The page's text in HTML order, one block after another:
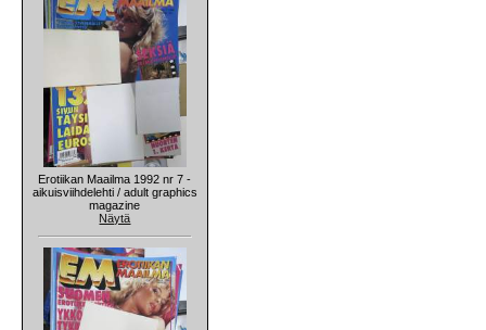
Erotiikan Maailma 1992 nr 7 -
aikuisviihdelehti / adult graphics
magazine
Näytä